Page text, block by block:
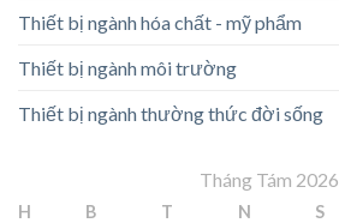
Thiết bị ngành hóa chất - mỹ phẩm
Thiết bị ngành môi trường
Thiết bị ngành thường thức đời sống
Tháng Tám 2026
H B T N S